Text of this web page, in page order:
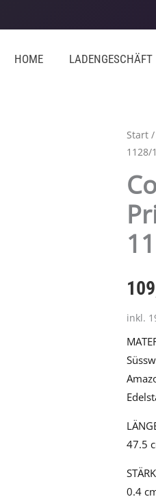
HOME LADENGESCHÄFT
Start /
1128/
inkl.
47.5
0.4